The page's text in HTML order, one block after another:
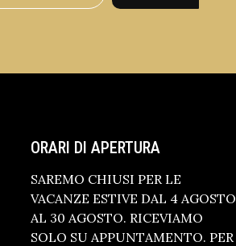
ORARI DI APERTURA
SAREMO CHIUSI PER LE
VACANZE ESTIVE DAL 4 AGOSTO
AL 30 AGOSTO. RICEVIAMO
SOLO SU APPUNTAMENTO. PER